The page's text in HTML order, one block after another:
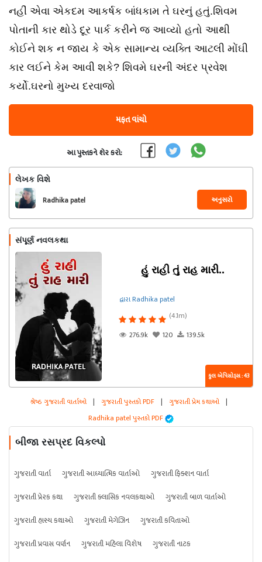
નહીં એવા એકદમ આકર્ષક બાંધકામ તે ઘરનું હતું.શિવમ
પોતાની કાર થોડે દૂર પાર્ક કરીને જ આવ્યો હતો આથી
કોઈને શક ન જાય કે એક સામાન્ય વ્યક્તિ આટલી મોંઘી
કાર લઈને કેમ આવી શકે? શિવમે ઘરની અંદર પ્રવેશ
કર્યો.ઘરનો મુખ્ય દરવાજો
મફત વાંચો
આ પુસ્તકને શેર કરો:
લેખક વિશે
Radhika patel અનુસરો
સંપૂર્ણ નવલકથા
હું રાહી તું રાહ મારી..
દ્વારા Radhika patel
(4.1m)
276.9k
120 139.5k
કુલ એપિસોડ્સ : 43
શ્રેષ્ઠ ગુજરાતી વાર્તાઓ | ગુજરાતી પુસ્તકો PDF | ગુજરાતી પ્રેમ કથાઓ |
Radhika patel પુસ્તકો PDF
બીજા રસપ્રદ વિકલ્પો
ગુજરાતી વાર્તા ગુજરાતી આધ્યાત્મિક વાર્તાઓ
ગુજરાતી ફિક્શન વાર્તા
ગુજરાતી પ્રેરક કથા
ગુજરાતી ક્લાસિક નવલકથાઓ
ગુજરાતી બાળ વાર્તાઓ
ગુજરાતી હાસ્ય કથાઓ
ગુજરાતી મેગેઝિન
ગુજરાતી કવિતાઓ
ગુજરાતી પ્રવાસ વર્ણન
ગુજરાતી મહિલા વિશેષ
ગુજરાતી નાટક